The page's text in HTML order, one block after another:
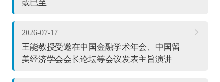
或已至
2026-07-17
王能教授受邀在中国金融学术年会、中国留
美经济学会会长论坛等会议发表主旨演讲